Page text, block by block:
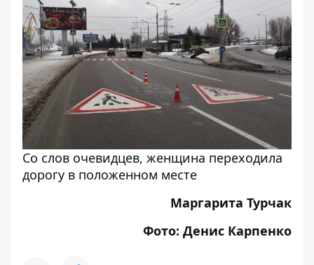
Со слов очевидцев, женщина переходила
дорогу в положенном месте
Маргарита Турчак
Фото: Денис Карпенко